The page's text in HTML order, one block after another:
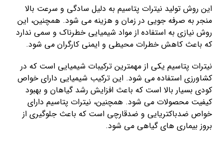
این روش تولید نیترات پتاسیم به دلیل سادگی و سرعت بالا
منجر به صرفه جویی در زمان و هزینه می شود. همچنین، این
روش نیازی به استفاده از مواد شیمیایی خطرناک و سمی ندارد
که باعث کاهش خطرات محیطی و ایمنی کارگران می شود.
نیترات پتاسیم یکی از مهمترین ترکیبات شیمیایی است که در
کشاورزی استفاده می شود. این ترکیب شیمیایی دارای خواص
کودی بسیار بالا است که باعث افزایش رشد گیاهان و بهبود
کیفیت محصولات می شود. همچنین، نیترات پتاسیم دارای
خواص ضدباکتریایی و ضدقارچی است که باعث جلوگیری از
بروز بیماری های گیاهی می شود.